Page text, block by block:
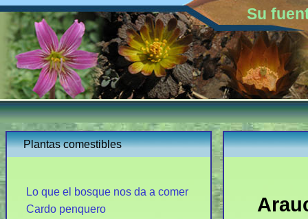
Su
Plantas comestibles
Lo que el bosque nos da a comer
Cardo penquero